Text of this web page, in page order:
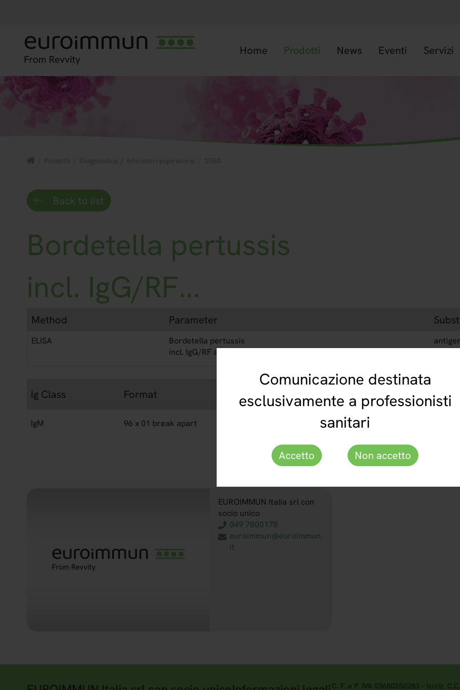
Comunicazione destinata
esclusivamente a professionisti
sanitari
Accetto Non accetto
Home Prodotti News Eventi Servizi
Back to list
Bordetella pertussis
incl. IgG/RF...
Method
ELISA
Parameter
Bordetella pertussis
incl. IgG/RF absorbent
Ig Class Format Order No.
IgM 96 x 01 break apart
EUROIMMUN Italia srl con
socio unico
049 7800178
euroimmun@euroimmun.
it
C. F. e P. IVA 03680250283 – Iscriz.